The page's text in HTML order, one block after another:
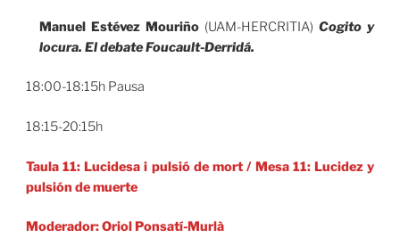
Manuel Estévez Mouriño(UAM-HERCRITIA)Cogito y
locura. El debate Foucault-Derridá.
18:00-18:15h Pausa
18:15-20:15h
Taula 11: Lucidesa i pulsió de mort/Mesa 11: Lucidez y
pulsión de muerte
Moderador: Oriol Ponsatí-Murlà